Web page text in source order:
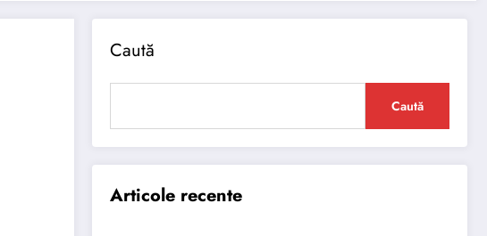
Caută
Caută
Articole recente